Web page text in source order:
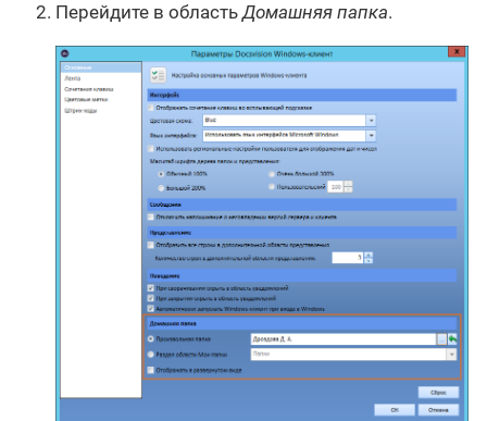
Перейдите в областьДомашняя папка.